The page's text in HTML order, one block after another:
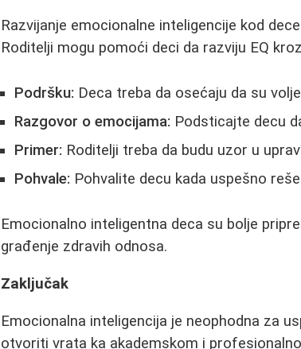
Razvijanje emocionalne inteligencije kod
Roditelji mogu pomoći deci da razviju EQ
Podršku: Deca treba da osećaju da su
Razgovor o emocijama: Podsticajte decu
Primer: Roditelji treba da budu uzor u
Pohvale: Pohvalite decu kada uspešno
Emocionalno inteligentna deca su bolje
građenje zdravih odnosa.
Zaključak
Emocionalna inteligencija je neophodna za
otvoriti vrata ka akademskom i